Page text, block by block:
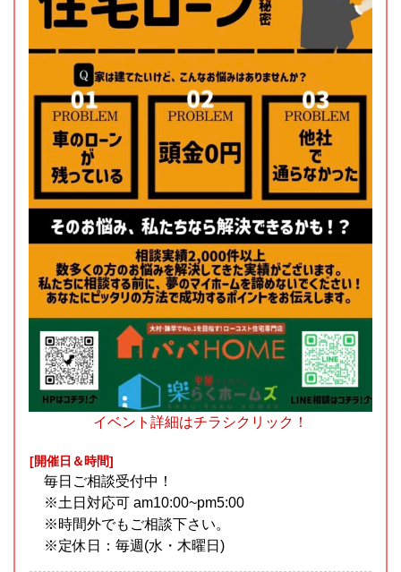
イベント詳細はチラシクリック！
[開催日＆時間]
毎日ご相談受付中！
※土日対応可 am10:00~pm5:00
※時間外でもご相談下さい。
※定休日：毎週(水・木曜日)